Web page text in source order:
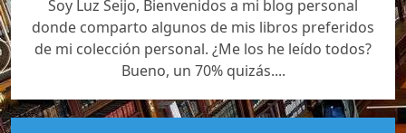
Soy Luz Seijo, Bienvenidos a mi blog personal
donde comparto algunos de mis libros preferidos
de mi colección personal. ¿Me los he leído todos?
Bueno, un 70% quizás....